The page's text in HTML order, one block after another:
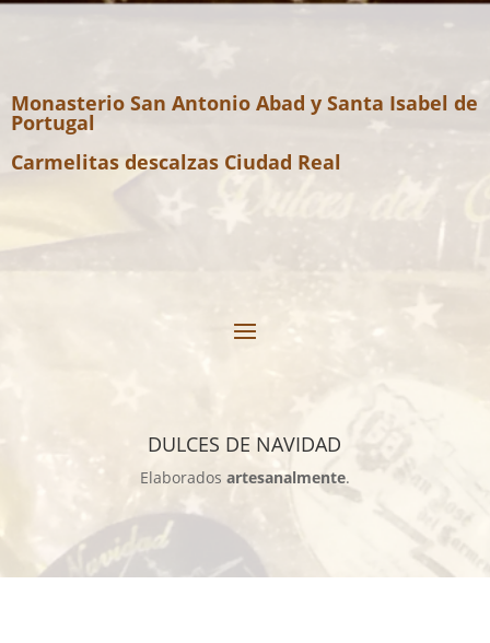
Monasterio San Antonio Abad y Santa Isabel de
Portugal
Carmelitas descalzas Ciudad Real
DULCES DE NAVIDAD
Elaborados artesanalmente.